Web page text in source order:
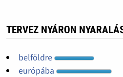
TERVEZ NYÁRON
belföldre
európába